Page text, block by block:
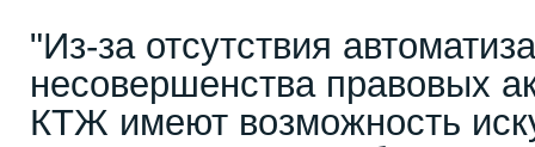
"Из-за отсутствия
несовершенства правовых
КТЖ имеют возможность